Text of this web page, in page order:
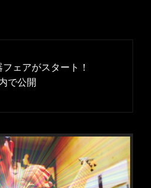
ェアがスタート！
内で公開